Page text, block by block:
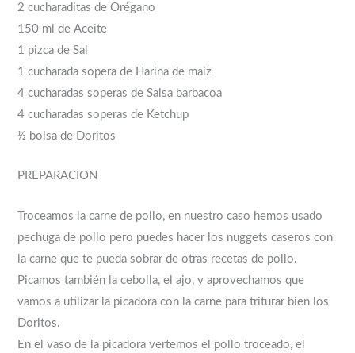
2 cucharaditas de Orégano
150 ml de Aceite
1 pizca de Sal
1 cucharada sopera de Harina de maíz
4 cucharadas soperas de Salsa barbacoa
4 cucharadas soperas de Ketchup
½ bolsa de Doritos
PREPARACION
Troceamos la carne de pollo, en nuestro caso hemos usado
pechuga de pollo pero puedes hacer los nuggets caseros con
la carne que te pueda sobrar de otras recetas de pollo.
Picamos también la cebolla, el ajo, y aprovechamos que
vamos a utilizar la picadora con la carne para triturar bien los
Doritos.
En el vaso de la picadora vertemos el pollo troceado, el